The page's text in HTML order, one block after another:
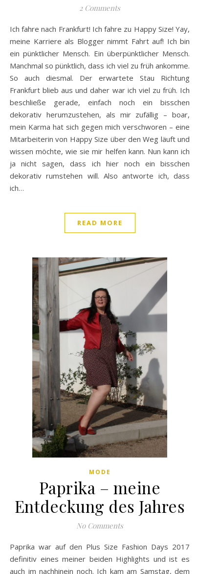
2 Comments
Ich fahre nach Frankfurt! Ich fahre zu Happy Size! Yay,
meine Karriere als Blogger nimmt Fahrt auf! Ich bin
ein pünktlicher Mensch. Ein überpünktlicher Mensch.
Manchmal so pünktlich, dass ich viel zu früh ankomme.
So auch diesmal. Der erwartete Stau Richtung
Frankfurt blieb aus und daher war ich viel zu früh. Ich
beschließe gerade, einfach noch ein bisschen
dekorativ herumzustehen, als mir zufällig – boar,
mein Karma hat sich gegen mich verschworen – eine
Mitarbeiterin von Happy Size über den Weg läuft und
wissen möchte, wie sie mir helfen kann. Nun kann ich
ja nicht sagen, dass ich hier noch ein bisschen
dekorativ rumstehen will. Also antworte ich, dass
ich…
READ MORE
MODE
Paprika – meine
Entdeckung des Jahres
No Comments
Paprika war auf den Plus Size Fashion Days 2017
definitiv eines meiner beiden Highlights und ist es
auch im nachhinein noch. Ich kam am Samstag, dem